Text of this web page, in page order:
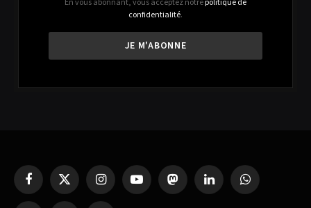
En vous abonnant, vous acceptez notrepolitique de
confidentialité.
FacebookX
(Twitter)
InstagramYouTube MastodonLinkedIn WhatsApp